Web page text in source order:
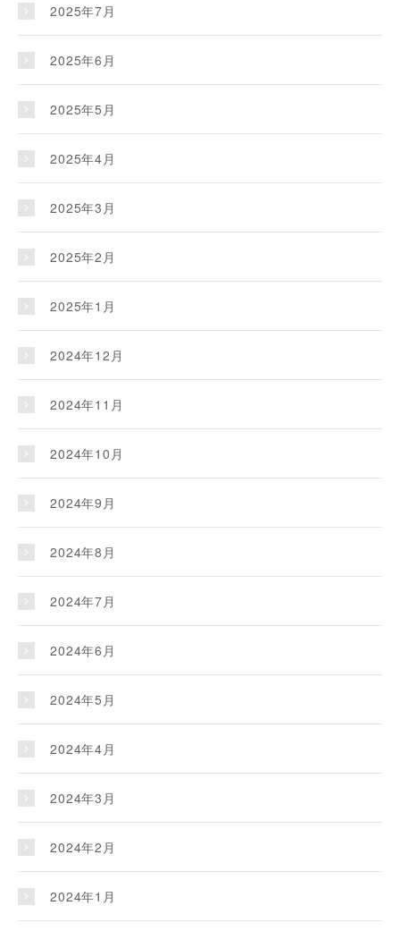
2025年7月
2025年6月
2025年5月
2025年4月
2025年3月
2025年2月
2025年1月
2024年12月
2024年11月
2024年10月
2024年9月
2024年8月
2024年7月
2024年6月
2024年5月
2024年4月
2024年3月
2024年2月
2024年1月